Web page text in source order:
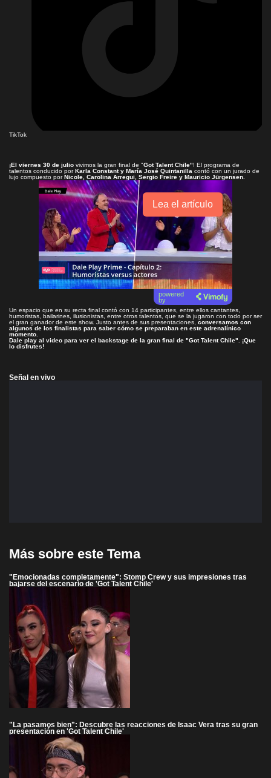
TikTok
¡El viernes 30 de julio vivimos la gran final de "Got Talent Chile"! El programa de
talentos conducido porKarla Constant y María José Quintanilla contó con un jurado de
lujo compuesto porNicole, Carolina Arregui, Sergio Freire y Mauricio Jürgensen.
Lea el artículo
powered
by
Un espacio que en su recta final contó con 14 participantes, entre ellos cantantes,
humoristas, bailarines, ilusionistas, entre otros talentos, que se la jugaron con todo por ser
el gran ganador de este show. Justo antes de sus presentaciones, conversamos con
algunos de los finalistas para saber cómo se preparaban en este adrenalínico
momento.
Dale play al video para ver el backstage de la gran final de "Got Talent Chile". ¡Que
lo disfrutes!
Señal en vivo
Más sobre este Tema
"Emocionadas completamente": Stomp Crew y sus impresiones tras
bajarse del escenario de 'Got Talent Chile'
"La pasamos bien": Descubre las reacciones de Isaac Vera tras su gran
presentación en 'Got Talent Chile'